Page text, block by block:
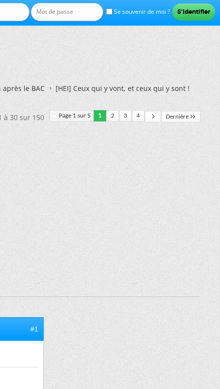
Se souvenir de moi ?
le BAC [HEI] Ceux qui y vont, et ceux qui y sont !
Page 1 sur 5 1 2 3 4 Dernière
à 30 sur 150
#1